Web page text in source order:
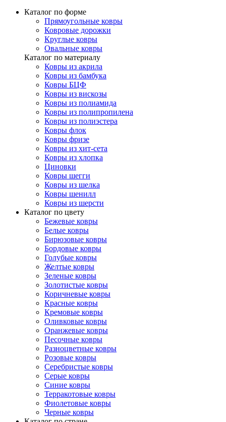
Каталог по форме
Прямоугольные ковры
Ковровые дорожки
Круглые ковры
Овальные ковры
Каталог по материалу
Ковры из акрила
Ковры из бамбука
Ковры БЦФ
Ковры из вискозы
Ковры из полиамида
Ковры из полипропилена
Ковры из полиэстера
Ковры флок
Ковры фризе
Ковры из хит-сета
Ковры из хлопка
Циновки
Ковры шегги
Ковры из шелка
Ковры шенилл
Ковры из шерсти
Каталог по цвету
Бежевые ковры
Белые ковры
Бирюзовые ковры
Бордовые ковры
Голубые ковры
Желтые ковры
Зеленые ковры
Золотистые ковры
Коричневые ковры
Красные ковры
Кремовые ковры
Оливковые ковры
Оранжевые ковры
Песочные ковры
Разноцветные ковры
Розовые ковры
Серебристые ковры
Серые ковры
Синие ковры
Терракотовые ковры
Фиолетовые ковры
Черные ковры